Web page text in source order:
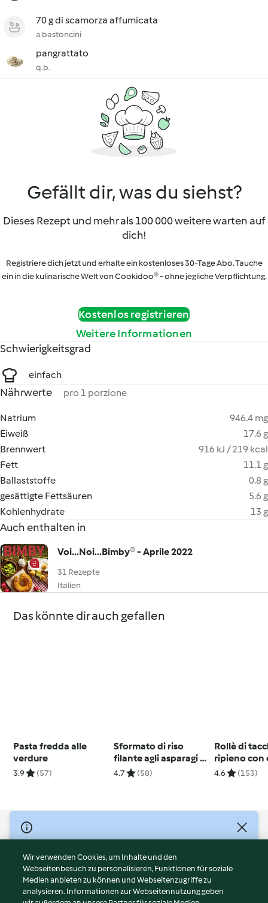
70 g di scamorza affumicata
a bastoncini
pangrattato
q.b.
Gefällt dir, was du siehst?
Dieses Rezept und mehr als 100 000 weitere warten auf
dich!
Registriere dich jetzt und erhalte ein kostenloses 30-Tage Abo. Tauche
ein in die kulinarische Welt von Cookidoo® - ohne jegliche Verpflichtung.
Kostenlos registrieren
Weitere Informationen
Schwierigkeitsgrad
einfach
Nährwerte pro 1 porzione
Natrium
946.4 mg
Eiweiß
17.6 g
Brennwert
916 kJ / 219 kcal
Fett
11.1 g
Ballaststoffe
0.8 g
gesättigte Fettsäuren
5.6 g
Kohlenhydrate
13 g
Auch enthalten in
Voi...Noi...Bimby® - Aprile 2022
31 Rezepte
Italien
Das könnte dir auch gefallen
Pasta fredda alle
verdure
3.9 (57)
Sformato di riso
filante agli asparagi e
prosciutto cotto
4.7 (58)
Rollè di
ripieno
di patate
4.6 (153)
© Copyright 2026
Nutzungsbedingungen
Datenschutzrichtlinien
Disclaimer
Wir verwenden Cookies, um Inhalte und den
Webseitenbesuch zu personalisieren, Funktionen für soziale
Medien anbieten zu können und Webseitenzugriffe zu
analysieren. Informationen zur Webseitennutzung geben